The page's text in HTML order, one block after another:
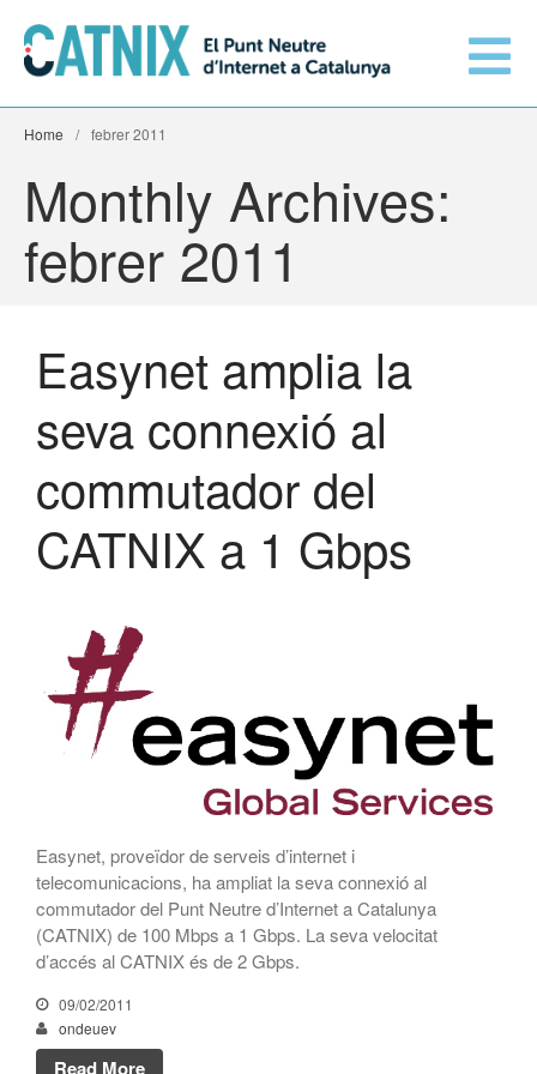
Serveis
Xarxes connectades
Informació tècnica
El CATNIX
Orange amplia la seva
connexió al CATNIX
Guifi.net consolida la seva
connectivitat al CATNIX amb la
migració a Templus
Netcloudify es connecta al
CATNIX
juliol 2026
juny 2026
abril 2026
febrer 2026
desembre 2025
Home / febrer 2011
Monthly Archives:
febrer 2011
Easynet amplia la
seva connexió al
commutador del
CATNIX a 1 Gbps
Easynet, proveïdor de serveis d’internet i
telecomunicacions, ha ampliat la seva connexió al
commutador del Punt Neutre d’Internet a Catalunya
(CATNIX) de 100 Mbps a 1 Gbps. La seva velocitat
d’accés al CATNIX és de 2 Gbps.
09/02/2011
ondeuev
Read More